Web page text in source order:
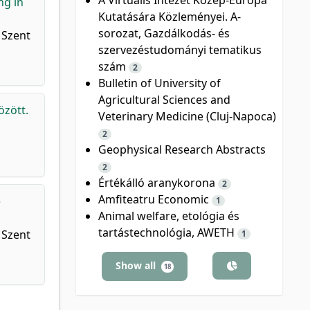
Kutatására Közleményei. A-
sorozat, Gazdálkodás- és
szervezéstudományi tematikus
szám
2
Bulletin of University of
Agricultural Sciences and
Veterinary Medicine (Cluj-Napoca)
2
Geophysical Research Abstracts
2
Értékálló aranykorona 2
Amfiteatru Economic 1
Animal welfare, etológia és
tartástechnológia, AWETH
1
Show all 18